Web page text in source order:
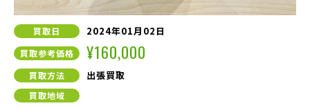
買取日 2024年01月02日
買取参考価格 ¥160,000
買取方法 出張買取
買取地域